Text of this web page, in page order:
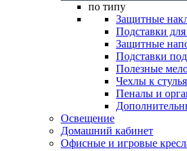
по типу
Защитные
Подставки
Защитные
Подставки
Полезные
Чехлы к
Пеналы и
Освещение
Домашний кабинет
Офисные и игровые